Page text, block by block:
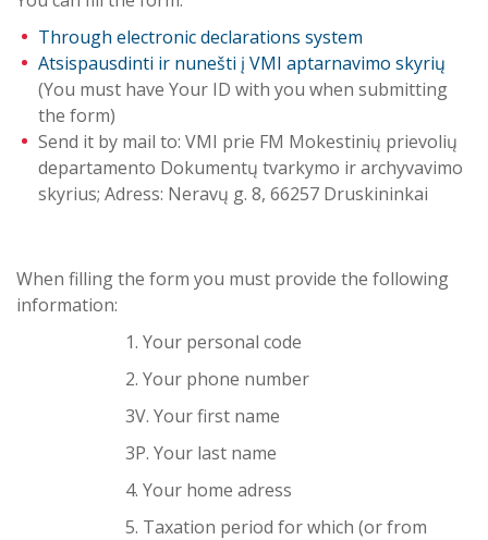
Through electronic declarations system
Atsispausdinti ir nunešti į VMI aptarnavimo skyrių
(You must have Your ID with you when submitting
the form)
Send it by mail to: VMI prie FM Mokestinių prievolių
departamento Dokumentų tvarkymo ir archyvavimo
skyrius; Adress: Neravų g. 8, 66257 Druskininkai
When filling the form you must provide the following
information:
1. Your personal code
2. Your phone number
3V. Your first name
3P. Your last name
4. Your home adress
5. Taxation period for which (or from